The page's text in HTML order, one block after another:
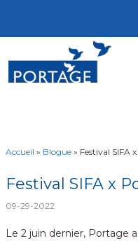
Accueil » Blogue» Festival SIFA
Festival SIFA x
09-29-2022
Le 2 juin dernier, Portage